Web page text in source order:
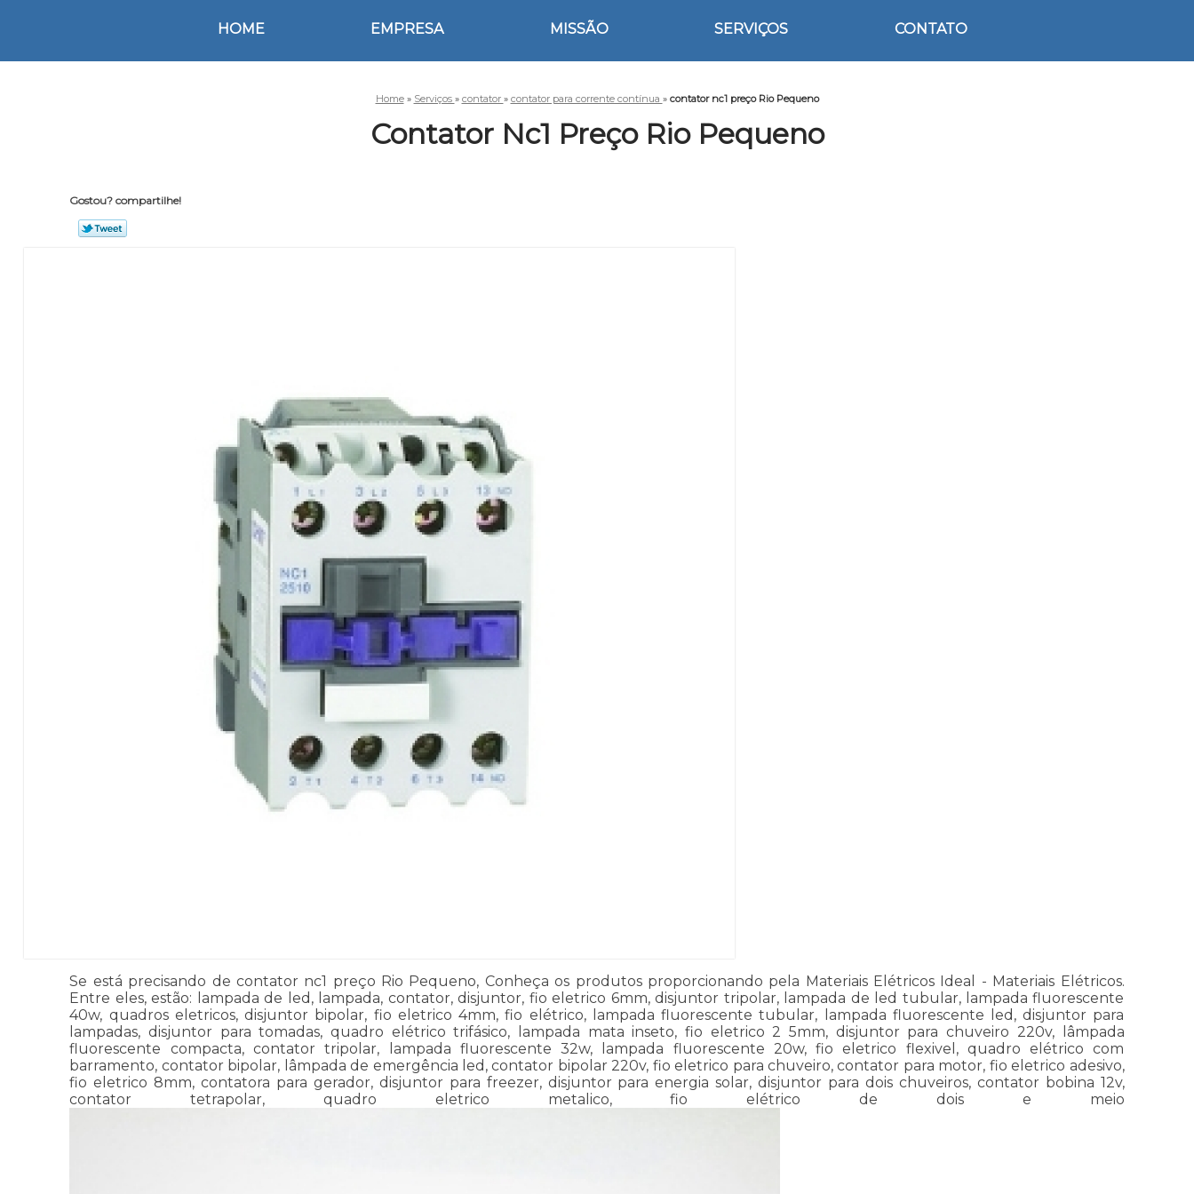
HOME EMPRESA MISSÃO SERVIÇOS CONTATO
Home » Serviços » contator » contator para corrente contínua » contator nc1 preço Rio Pequeno
Contator Nc1 Preço Rio Pequeno
Gostou? compartilhe!
Se está precisando de contator nc1 preço Rio Pequeno, Conheça os produtos proporcionando pela Materiais Elétricos Ideal - Materiais Elétricos.
Entre eles, estão: lampada de led, lampada, contator, disjuntor, fio eletrico 6mm, disjuntor tripolar, lampada de led tubular, lampada fluorescente
40w, quadros eletricos, disjuntor bipolar, fio eletrico 4mm, fio elétrico, lampada fluorescente tubular, lampada fluorescente led, disjuntor para
lampadas, disjuntor para tomadas, quadro elétrico trifásico, lampada mata inseto, fio eletrico 2 5mm, disjuntor para chuveiro 220v, lâmpada
fluorescente compacta, contator tripolar, lampada fluorescente 32w, lampada fluorescente 20w, fio eletrico flexivel, quadro elétrico com
barramento, contator bipolar, lâmpada de emergência led, contator bipolar 220v, fio eletrico para chuveiro, contator para motor, fio eletrico adesivo,
fio eletrico 8mm, contatora para gerador, disjuntor para freezer, disjuntor para energia solar, disjuntor para dois chuveiros, contator bobina 12v,
contator tetrapolar, quadro eletrico metalico, fio elétrico de dois e meio